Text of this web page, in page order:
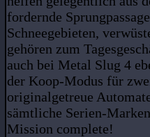
fordernde
Schneegebieten,
gehören zum
auch bei Metal Slug 4
der Koop-Modus für
originalgetreue
sämtliche Serien-
Mission complete!